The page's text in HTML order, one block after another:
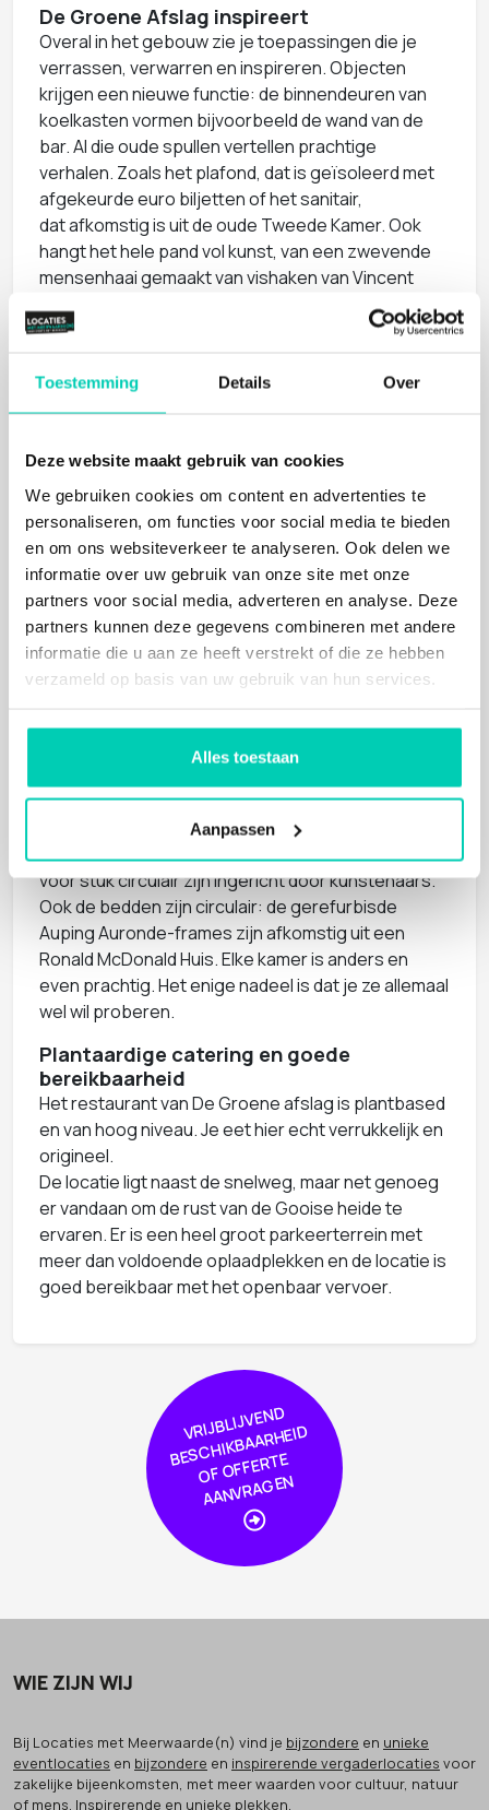
Toestemming Details Over
Deze website maakt gebruik van cookies
We gebruiken cookies om content en advertenties te
personaliseren, om functies voor social media te bieden
en om ons websiteverkeer te analyseren. Ook delen we
informatie over uw gebruik van onze site met onze
partners voor social media, adverteren en analyse. Deze
partners kunnen deze gegevens combineren met andere
informatie die u aan ze heeft verstrekt of die ze hebben
verzameld op basis van uw gebruik van hun services.
Alles toestaan
Aanpassen
De Groene Afslag inspireert
Overal in het gebouw zie je toepassingen die je
verrassen, verwarren en inspireren. Objecten
krijgen een nieuwe functie: de binnendeuren van
koelkasten vormen bijvoorbeeld de wand van de
bar. Al die oude spullen vertellen prachtige
verhalen. Zoals het plafond, dat is geïsoleerd met
afgekeurde euro biljetten of het sanitair,
dat afkomstig is uit de oude Tweede Kamer. Ook
hangt het hele pand vol kunst, van een zwevende
mensenhaai gemaakt van vishaken van Vincent
Mock tot een wandkleed van Claudy Jongstra en
een waterval van televisieschermen.
Elke ruimte van De Groene Afslag in
Bussum is anders
De eventruimtes en vergaderzalen zijn allemaal
curiosa, een Mary Servaeskamer, een boardroom
waar alles van karton is, en een kleurrijk Circus
Andersom waar je op de muur spreuken leest die je
laten omdenken. Of wat dacht je van een
collegezaal die in het teken staat van het overview
effect? Ook de inboedel van het iconische Chinese
restaurant The Golden River uit Laren kreeg hier
een plek.
Diverse grote en kleinere zalen zijn bij elkaar
eigen stukje eventspace kunt huren binnen de
Blijven slapen in de creatiefste
hotelkamers van Nederland
De Groene Afslag heeft 30 hotelkamers, die stuk
voor stuk circulair zijn ingericht door kunstenaars.
Ook de bedden zijn circulair: de gerefurbisde
Auping Auronde-frames zijn afkomstig uit een
Ronald McDonald Huis. Elke kamer is anders en
even prachtig. Het enige nadeel is dat je ze allemaal
wel wil proberen.
Plantaardige catering en goede
bereikbaarheid
Het restaurant van De Groene afslag is plantbased
en van hoog niveau. Je eet hier echt verrukkelijk en
origineel.
De locatie ligt naast de snelweg, maar net genoeg
er vandaan om de rust van de Gooise heide te
ervaren. Er is een heel groot parkeerterrein met
meer dan voldoende oplaadplekken en de locatie is
goed bereikbaar met het openbaar vervoer.
VRIJBLIJVE
N
D
BE
S
C
HIKBAAR
HEI
D
OF
OFFER
TE
AA
NVRA
GE
N
WIE ZIJN WIJ
Bij Locaties met Meerwaarde(n) vind je bijzondere en unieke
eventlocaties en bijzondere en inspirerende vergaderlocaties voor
zakelijke bijeenkomsten, met meer waarden voor cultuur, natuur
of mens. Inspirerende en unieke plekken.